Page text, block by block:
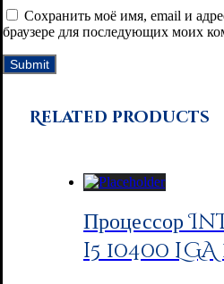
Сохранить моё имя, email и
браузере для последующих моих
Related products
Процессор
i5 10400 LGA